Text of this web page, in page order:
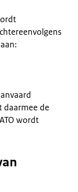
daarmee de
wordt